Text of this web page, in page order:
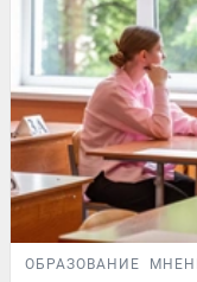
ОБРАЗОВАНИЕ